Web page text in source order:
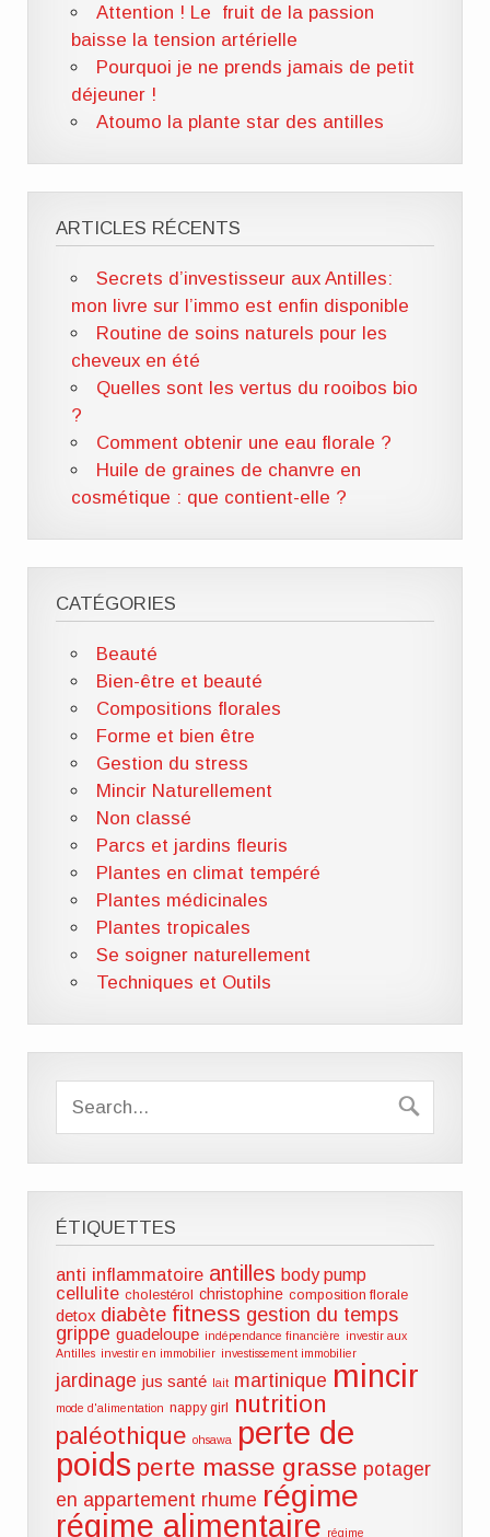
Attention ! Le fruit de la passion
baisse la tension artérielle
Pourquoi je ne prends jamais de petit
déjeuner !
Atoumo la plante star des antilles
ARTICLES RÉCENTS
Secrets d’investisseur aux Antilles:
mon livre sur l’immo est enfin disponible
Routine de soins naturels pour les
cheveux en été
Quelles sont les vertus du rooibos bio
?
Comment obtenir une eau florale ?
Huile de graines de chanvre en
cosmétique : que contient-elle ?
CATÉGORIES
Beauté
Bien-être et beauté
Compositions florales
Forme et bien être
Gestion du stress
Mincir Naturellement
Non classé
Parcs et jardins fleuris
Plantes en climat tempéré
Plantes médicinales
Plantes tropicales
Se soigner naturellement
Techniques et Outils
ÉTIQUETTES
anti inflammatoire antilles body pump
cellulite cholestérol christophine composition florale
detox diabète fitness gestion du temps
grippe guadeloupe indépendance financière investir aux
Antilles investir en immobilier investissement immobilier
jardinage jus santé lait martinique mincir
mode d'alimentation nappy girl
nutrition
paléothique ohsawa perte de
poids perte masse grasse potager
en appartement rhume régime
régime alimentaire régime